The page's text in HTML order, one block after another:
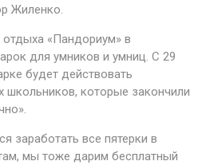
Жиленко.
«Пандориум» в
для умников и умниц. С 29
будет действовать
школьников, которые закончили
заработать все пятерки в
мы тоже дарим бесплатный